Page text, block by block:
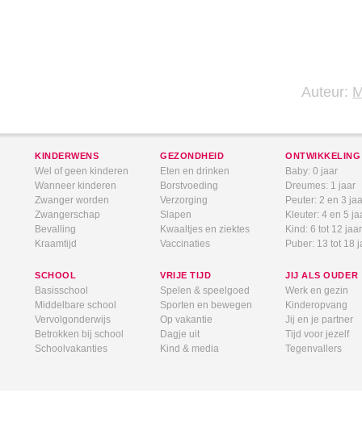
Auteur:
KINDERWENS
Wel of geen kinderen
Wanneer kinderen
Zwanger worden
Zwangerschap
Bevalling
Kraamtijd
GEZONDHEID
Eten en drinken
Borstvoeding
Verzorging
Slapen
Kwaaltjes en ziektes
Vaccinaties
ONTWIKKELING
Baby: 0 jaar
Dreumes: 1 jaar
Peuter: 2 en 3
Kleuter: 4 en 5
Kind: 6 tot 12 jaar
Puber: 13 tot 18
SCHOOL
Basisschool
Middelbare school
Vervolgonderwijs
Betrokken bij school
Schoolvakanties
VRIJE TIJD
Spelen & speelgoed
Sporten en bewegen
Op vakantie
Dagje uit
Kind & media
JIJ ALS OUDER
Werk en gezin
Kinderopvang
Jij en je partner
Tijd voor jezelf
Tegenvallers